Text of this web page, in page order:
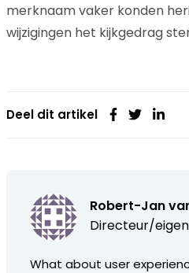
merknaam vaker konden
wijzigingen het kijkgedrag
Deel dit artikel
Robert-Jan
Directeur/
What about user